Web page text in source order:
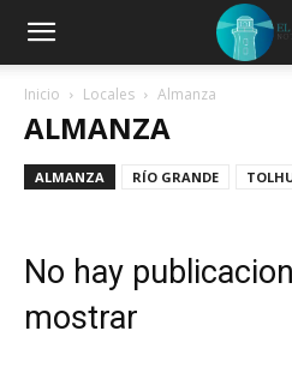
Inicio Locales Almanza
ALMANZA
ALMANZA RÍO GRANDE
No hay
mostrar